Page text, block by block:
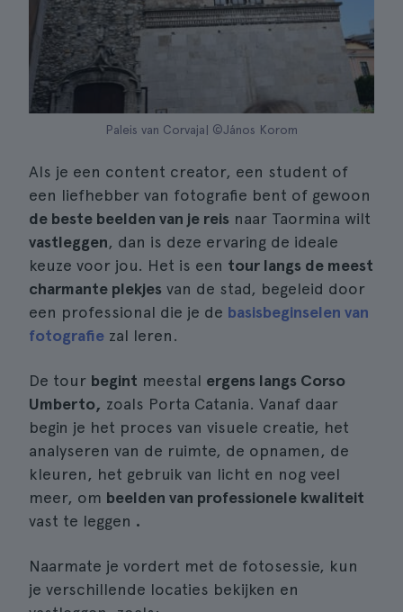
Paleis van Corvaja| ©János Korom
Als je een content creator, een student of
een liefhebber van fotografie bent of gewoon
de beste beelden van je reis naar Taormina wilt
vastleggen, dan is deze ervaring de ideale
keuze voor jou. Het is een tour langs de meest
charmante plekjes van de stad, begeleid door
een professional die je de basisbeginselen van
fotografie zal leren.
De tour begint meestal ergens langs Corso
Umberto, zoals Porta Catania. Vanaf daar
begin je het proces van visuele creatie, het
analyseren van de ruimte, de opnamen, de
kleuren, het gebruik van licht en nog veel
meer, om beelden van professionele kwaliteit
vast te leggen .
Naarmate je vordert met de fotosessie, kun
je verschillende locaties bekijken en